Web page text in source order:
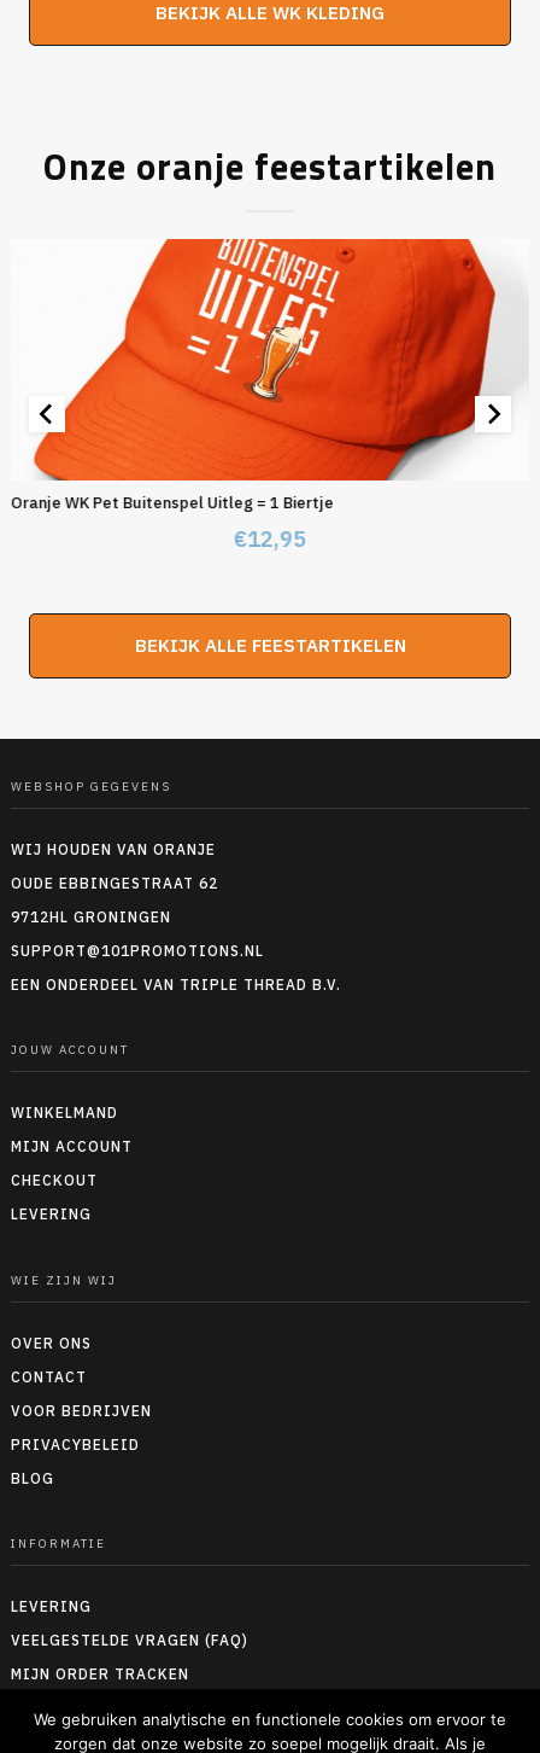
BEKIJK ALLE WK KLEDING
Onze oranje feestartikelen
Oranje WK Pet Buitenspel Uitleg = 1 Biertje
€12,95
BEKIJK ALLE FEESTARTIKELEN
WEBSHOP GEGEVENS
WIJ HOUDEN VAN ORANJE
OUDE EBBINGESTRAAT 62
9712HL GRONINGEN
SUPPORT@101PROMOTIONS.NL
EEN ONDERDEEL VAN TRIPLE THREAD B.V.
JOUW ACCOUNT
WINKELMAND
MIJN ACCOUNT
CHECKOUT
LEVERING
WIE ZIJN WIJ
OVER ONS
CONTACT
VOOR BEDRIJVEN
PRIVACYBELEID
BLOG
INFORMATIE
LEVERING
VEELGESTELDE VRAGEN (FAQ)
MIJN ORDER TRACKEN
ALGEMENE VOORWAARDEN
We gebruiken analytische en functionele cookies om ervoor te
zorgen dat onze website zo soepel mogelijk draait. Als je